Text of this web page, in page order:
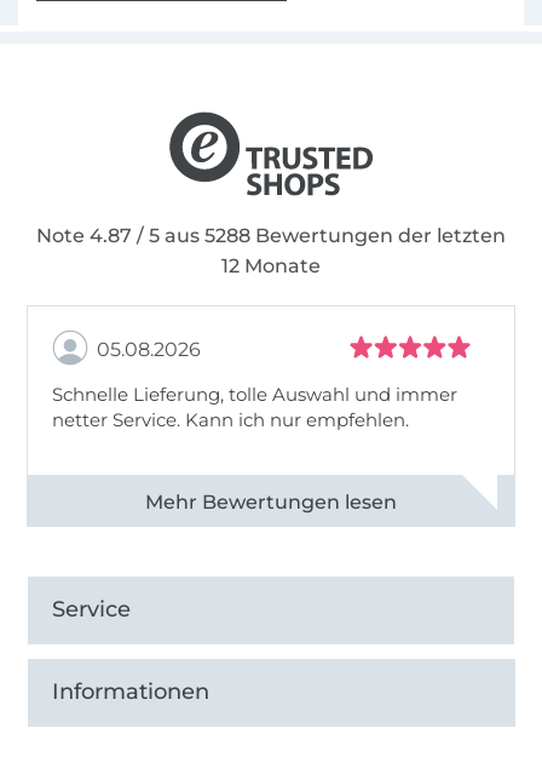
Note 4.87 / 5 aus 5288 Bewertungen der letzten
12 Monate
05.08.2026
Schnelle Lieferung, tolle Auswahl und immer
netter Service. Kann ich nur empfehlen.
Alle 82930 Bewertungen ansehen
Service
Informationen